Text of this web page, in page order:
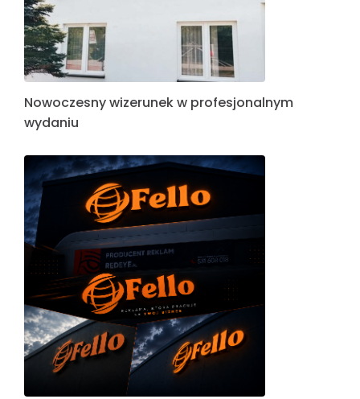
Nowoczesny wizerunek w profesjonalnym
wydaniu